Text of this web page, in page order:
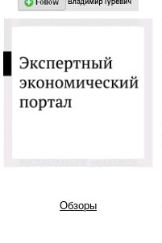
Обзоры